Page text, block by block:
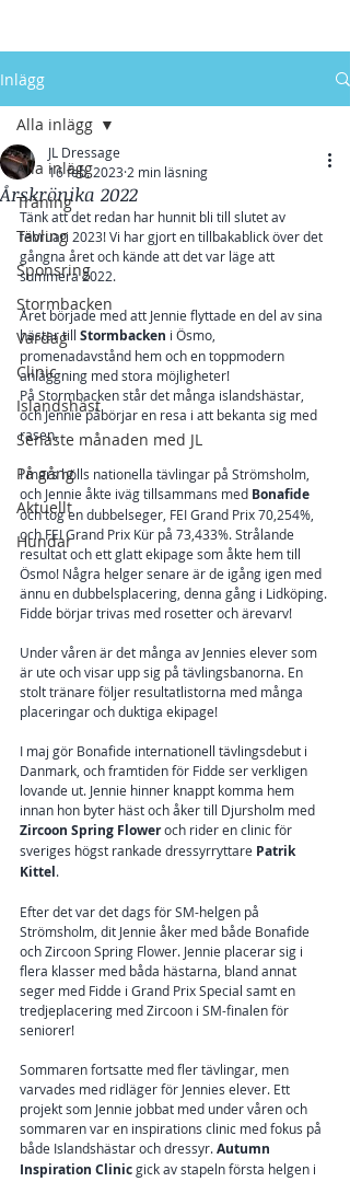
Inlägg
Alla inlägg
Träning
Tävling
Sponsring
Stormbacken
Vardag
Clinic
Islandshäst
Senaste månaden med JL
På gång
Aktuellt
Hundar
Alla inlägg
Årskrönika 2022
JL Dressage
16 feb. 2023 2 min läsning
Tänk att det redan har hunnit bli till slutet av
februari 2023! Vi har gjort en tillbakablick över det
gångna året och kände att det var läge att
summera 2022.
Året började med att Jennie flyttade en del av sina
hästar till Stormbacken i Ösmo,
promenadavstånd hem och en toppmodern
anläggning med stora möjligheter!
På Stormbacken står det många islandshästar,
och Jennie påbörjar en resa i att bekanta sig med
rasen.
I mars hölls nationella tävlingar på Strömsholm,
och Jennie åkte iväg tillsammans med Bonafide
och tog en dubbelseger, FEI Grand Prix 70,254%,
och FEI Grand Prix Kür på 73,433%. Strålande
resultat och ett glatt ekipage som åkte hem till
Ösmo! Några helger senare är de igång igen med
ännu en dubbelsplacering, denna gång i Lidköping.
Fidde börjar trivas med rosetter och ärevarv!
Under våren är det många av Jennies elever som
är ute och visar upp sig på tävlingsbanorna. En
stolt tränare följer resultatlistorna med många
placeringar och duktiga ekipage!
I maj gör Bonafide internationell tävlingsdebut i
Danmark, och framtiden för Fidde ser verkligen
lovande ut. Jennie hinner knappt komma hem
innan hon byter häst och åker till Djursholm med
Zircoon Spring Flower och rider en clinic för
sveriges högst rankade dressyrryttare Patrik
Kittel.
Efter det var det dags för SM-helgen på
Strömsholm, dit Jennie åker med både Bonafide
och Zircoon Spring Flower. Jennie placerar sig i
flera klasser med båda hästarna, bland annat
seger med Fidde i Grand Prix Special samt en
tredjeplacering med Zircoon i SM-finalen för
seniorer!
Sommaren fortsatte med fler tävlingar, men
varvades med ridläger för Jennies elever. Ett
projekt som Jennie jobbat med under våren och
sommaren var en inspirations clinic med fokus på
både Islandshästar och dressyr. Autumn
Inspiration Clinic gick av stapeln första helgen i